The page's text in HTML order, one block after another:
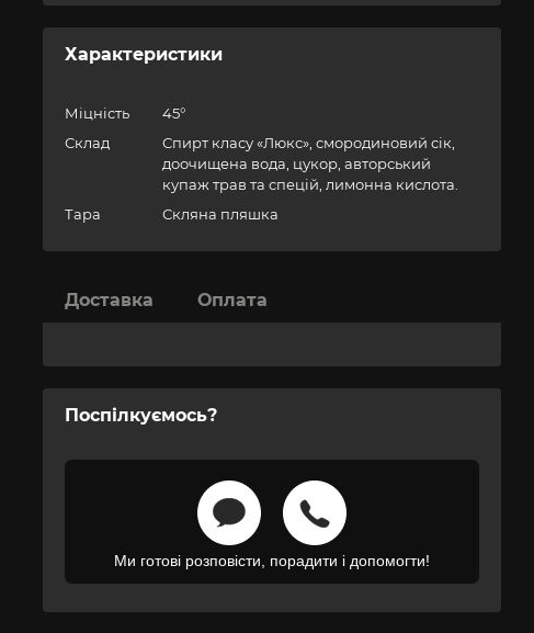
Характеристики
Міцність
45°
Склад
Спирт класу «Люкс», смородиновий сік,
доочищена вода, цукор, авторський
купаж трав та спецій, лимонна кислота.
Тара
Скляна пляшка
Доставка Оплата
Поспілкуємось?